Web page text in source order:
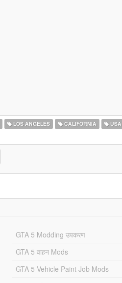
LOS ANGELES CALIFORNIA USA
GTA 5 Modding उपकरण
GTA 5 वाहन Mods
GTA 5 Vehicle Paint Job Mods